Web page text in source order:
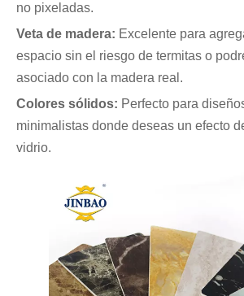
no pixeladas.
Veta de madera: Excelente para
espacio sin el riesgo de termitas o
asociado con la madera real.
Colores sólidos: Perfecto para
minimalistas donde deseas un efecto
vidrio.